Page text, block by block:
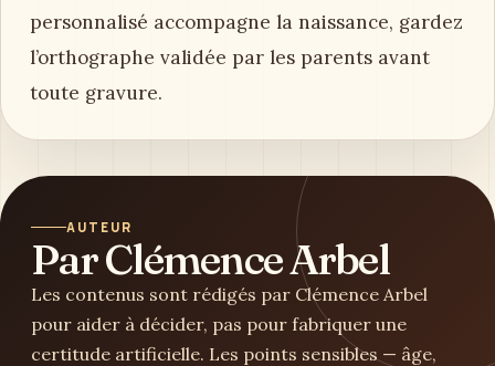
personnalisé accompagne la naissance, gardez
l’orthographe validée par les parents avant
toute gravure.
AUTEUR
Par Clémence Arbel
Les contenus sont rédigés par Clémence Arbel
pour aider à décider, pas pour fabriquer une
certitude artificielle. Les points sensibles — âge,